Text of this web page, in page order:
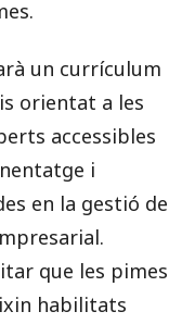
un currículum
orientat a les
accessibles
i
en la gestió de
que les pimes
habilitats